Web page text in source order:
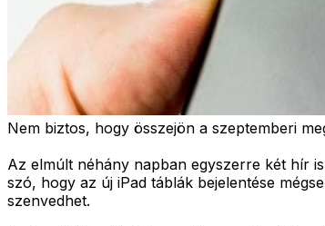
Nem biztos, hogy összejön a szeptemberi
Az elmúlt néhány napban egyszerre két hír
szó, hogy az új iPad táblák bejelentése
szenvedhet.